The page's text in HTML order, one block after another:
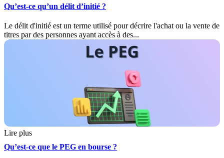
Qu’est-ce qu’un délit d’initié ?
Le délit d'initié est un terme utilisé pour décrire l'achat ou la vente de
titres par des personnes ayant accès à des...
Lire plus
Qu’est-ce que le PEG en bourse ?